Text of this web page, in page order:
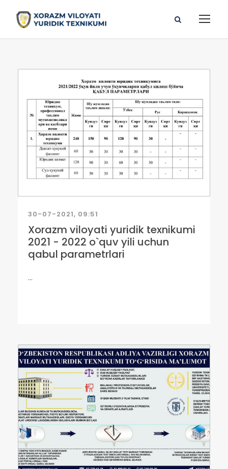
30-07-2021, 09:51
Xorazm viloyati yuridik texnikumi
2021 - 2022 o`quv yili uchun
qabul parametrlari
...